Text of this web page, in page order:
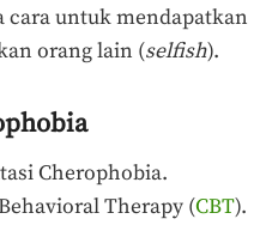
cara untuk mendapatkan
orang lain (selfish).
Cherophobia.
Therapy (CBT).